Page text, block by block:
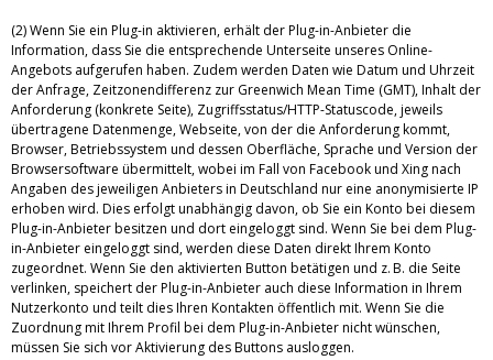
(2) Wenn Sie ein Plug-in aktivieren, erhält der Plug-in-Anbieter die
Information, dass Sie die entsprechende Unterseite unseres Online-
Angebots aufgerufen haben. Zudem werden Daten wie Datum und Uhrzeit
der Anfrage, Zeitzonendifferenz zur Greenwich Mean Time (GMT), Inhalt der
Anforderung (konkrete Seite), Zugriffsstatus/HTTP-Statuscode, jeweils
übertragene Datenmenge, Webseite, von der die Anforderung kommt,
Browser, Betriebssystem und dessen Oberfläche, Sprache und Version der
Browsersoftware übermittelt, wobei im Fall von Facebook und Xing nach
Angaben des jeweiligen Anbieters in Deutschland nur eine anonymisierte IP
erhoben wird. Dies erfolgt unabhängig davon, ob Sie ein Konto bei diesem
Plug-in-Anbieter besitzen und dort eingeloggt sind. Wenn Sie bei dem Plug-
in-Anbieter eingeloggt sind, werden diese Daten direkt Ihrem Konto
zugeordnet. Wenn Sie den aktivierten Button betätigen und z. B. die Seite
verlinken, speichert der Plug-in-Anbieter auch diese Information in Ihrem
Nutzerkonto und teilt dies Ihren Kontakten öffentlich mit. Wenn Sie die
Zuordnung mit Ihrem Profil bei dem Plug-in-Anbieter nicht wünschen,
müssen Sie sich vor Aktivierung des Buttons ausloggen.